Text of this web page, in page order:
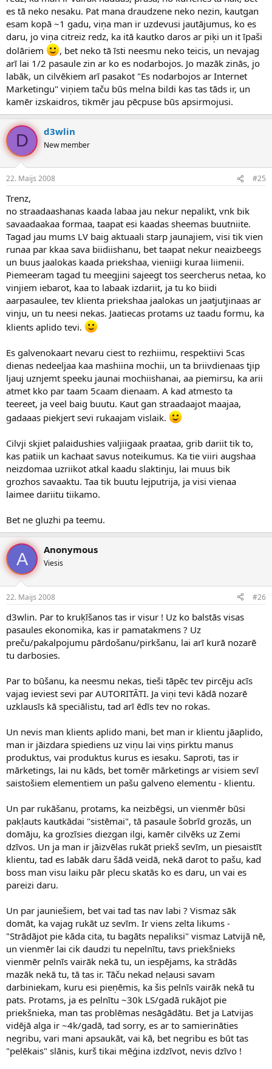
es tā neko nesaku. Pat mana draudzene neko nezin, kautgan
esam kopā ~1 gadu, viņa man ir uzdevusi jautājumus, ko es
daru, jo viņa citreiz redz, ka itā kautko daros ar piķi un it īpaši
dolāriem
, bet neko tā īsti neesmu neko teicis, un nevajag
arī lai 1/2 pasaule zin ar ko es nodarbojos. Jo mazāk zinās, jo
labāk, un cilvēkiem arī pasakot "Es nodarbojos ar Internet
Marketingu" viņiem taču būs melna bildi kas tas tāds ir, un
kamēr izskaidros, tikmēr jau pēcpuse būs apsirmojusi.
D d3wlin
New member
22. Maijs 2008 #25
Trenz,
no straadaashanas kaada labaa jau nekur nepalikt, vnk bik
savaadaakaa formaa, taapat esi kaadas sheemas buutniite.
Tagad jau mums LV baig aktuaali starp jaunajiem, visi tik vien
runaa par kkaa sava biidiishanu, bet taapat nekur neaizbeegs
un buus jaalokas kaada priekshaa, vieniigi kuraa liimenii.
Piemeeram tagad tu meegjini sajeegt tos seercherus netaa, ko
vinjiem iebarot, kaa to labaak izdariit, ja tu ko biidi
aarpasaulee, tev klienta priekshaa jaalokas un jaatjutjinaas ar
vinju, un tu neesi nekas. Jaatiecas protams uz taadu formu, ka
klients aplido tevi.
Es galvenokaart nevaru ciest to rezhiimu, respektiivi 5cas
dienas nedeeljaa kaa mashiina mochii, un ta briivdienaas tjip
ljauj uznjemt speeku jaunai mochiishanai, aa piemirsu, ka arii
atmet kko par taam 5caam dienaam. A kad atmesto ta
teereet, ja veel baig buutu. Kaut gan straadaajot maajaa,
gadaaas piekjert sevi rukaajam vislaik.
Cilvji skjiet palaidushies valjiigaak praataa, grib dariit tik to,
kas patiik un kachaat savus noteikumus. Ka tie viiri augshaa
neizdomaa uzriikot atkal kaadu slaktinju, lai muus bik
grozhos savaaktu. Taa tik buutu lejputrija, ja visi vienaa
laimee dariitu tiikamo.
Bet ne gluzhi pa teemu.
A Anonymous
Viesis
22. Maijs 2008 #26
d3wlin. Par to kruķīšanos tas ir visur ! Uz ko balstās visas
pasaules ekonomika, kas ir pamatakmens ? Uz
preču/pakalpojumu pārdošanu/pirkšanu, lai arī kurā nozarē
tu darbosies.
Par to būšanu, ka neesmu nekas, tieši tāpēc tev pircēju acīs
vajag ieviest sevi par AUTORITĀTI. Ja viņi tevi kādā nozarē
uzklausīs kā speciālistu, tad arī ēdīs tev no rokas.
Un nevis man klients aplido mani, bet man ir klientu jāaplido,
man ir jāizdara spiediens uz viņu lai viņs pirktu manus
produktus, vai produktus kurus es iesaku. Saproti, tas ir
mārketings, lai nu kāds, bet tomēr mārketings ar visiem sevī
saistošiem elementiem un pašu galveno elementu - klientu.
Un par rukāšanu, protams, ka neizbēgsi, un vienmēr būsi
pakļauts kautkādai "sistēmai", tā pasaule šobrīd grozās, un
domāju, ka grozīsies diezgan ilgi, kamēr cilvēks uz Zemi
dzīvos. Un ja man ir jāizvēlas rukāt priekš sevīm, un piesaistīt
klientu, tad es labāk daru šādā veidā, nekā darot to pašu, kad
boss man visu laiku pār plecu skatās ko es daru, un vai es
pareizi daru.
Un par jauniešiem, bet vai tad tas nav labi ? Vismaz sāk
domāt, ka vajag rukāt uz sevīm. Ir viens zelta likums -
"Strādājot pie kāda cita, tu bagāts nepaliksi" vismaz Latvijā nē,
un vienmēr lai cik daudzi tu nepelnītu, tavs priekšnieks
vienmēr pelnīs vairāk nekā tu, un iespējams, ka strādās
mazāk nekā tu, tā tas ir. Tāču nekad neļausi savam
darbiniekam, kuru esi pieņēmis, ka šis pelnīs vairāk nekā tu
pats. Protams, ja es pelnītu ~30k LS/gadā rukājot pie
priekšnieka, man tas problēmas nesāgādātu. Bet ja Latvijas
vidējā alga ir ~4k/gadā, tad sorry, es ar to samierināties
negribu, vari mani apsaukāt, vai kā, bet negribu es būt tas
"pelēkais" slānis, kurš tikai mēģina izdzīvot, nevis dzīvo !